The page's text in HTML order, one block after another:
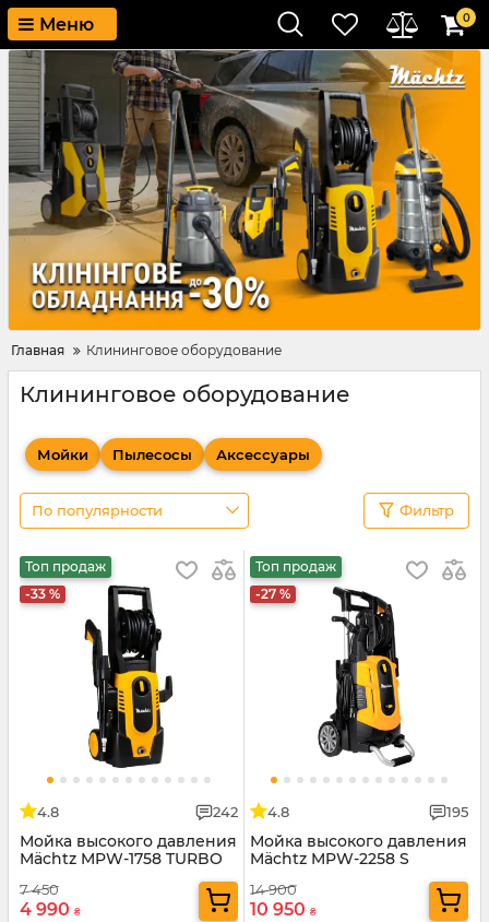
Меню 0
Главная Клининговое оборудование
Клининговое оборудование
Мойки Пылесосы Аксессуары
По популярности Фильтр
Топ продаж
-33 %
4.8 242
Мойка высокого давления
Mächtz MPW-1758 TURBO
7 450
4 990 ₴
Топ продаж
-27 %
4.8 195
Мойка высокого давления
Mächtz MPW-2258 S
14 900
10 950 ₴